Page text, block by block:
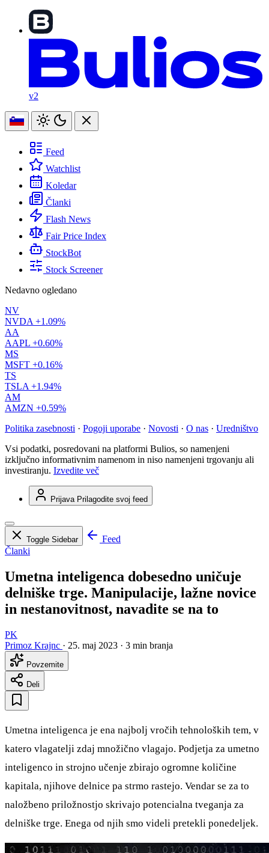
v2
Feed
Watchlist
Koledar
Članki
Flash News
Fair Price Index
StockBot
Stock Screener
Nedavno ogledano
NV
NVDA +1.09%
AA
AAPL +0.60%
MS
MSFT +0.16%
TS
TSLA +1.94%
AM
AMZN +0.59%
Politika zasebnosti · Pogoji uporabe · Novosti · O nas · Uredništvo
Vsi podatki, posredovani na platformi Bulios, so namenjeni
izključno informativnim namenom in niso namenjeni trgovanju ali
investiranju. Izvedite več
Prijava Prilagodite svoj feed
Toggle Sidebar
Feed
Članki
Umetna inteligenca dobesedno uničuje
delniške trge. Manipulacije, lažne novice
in nestanovitnost, navadite se na to
PK
Primoz Krajnc · 25. maj 2023 · 3 min branja
Povzemite
Deli
Umetna inteligenca je ena najbolj vročih tehnoloških tem, v
katero vlagatelji zdaj množično vlagajo. Podjetja za umetno
inteligenco in strojno učenje zbirajo ogromne količine
kapitala, njihove delnice pa strmo rastejo. Vendar se za to
naložbeno priložnostjo skrivajo potencialna tveganja za
delniške trge. Enega od njih smo videli pretekli ponedeljek.